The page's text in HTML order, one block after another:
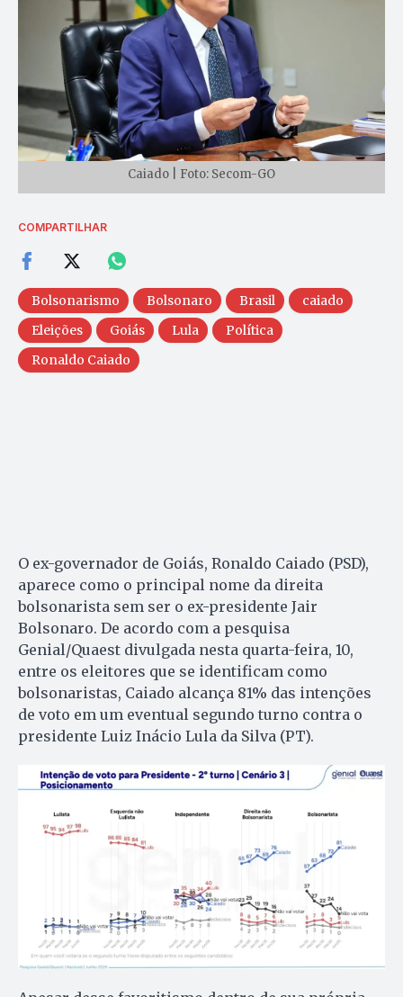
Caiado | Foto: Secom-GO
COMPARTILHAR
Bolsonarismo Bolsonaro Brasil
caiado
Eleições
Goiás Lula
Política
Ronaldo Caiado
O ex-governador de Goiás, Ronaldo Caiado (PSD),
aparece como o principal nome da direita
bolsonarista sem ser o ex-presidente Jair
Bolsonaro. De acordo com a pesquisa
Genial/Quaest divulgada nesta quarta-feira, 10,
entre os eleitores que se identificam como
bolsonaristas, Caiado alcança 81% das intenções
de voto em um eventual segundo turno contra o
presidente Luiz Inácio Lula da Silva (PT).